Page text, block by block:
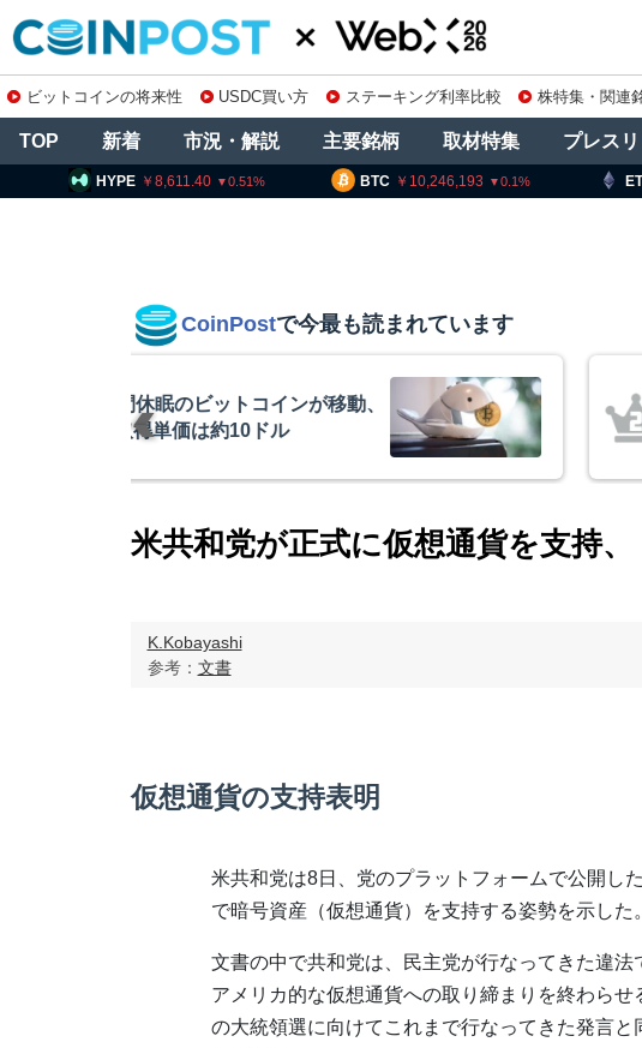
ビットコインの将来性 USDC買い方 ステーキング利率比較 株特集・関連
TOP 新着 市況・解説 主要銘柄 取材特集 プレス
BTC 10,246,193 0.1 ETH 303,225.0 0.11
0.51
CoinPostで今最も読まれています
コインチェック、1銘柄の
を発表
米共和党が正式に仮想通貨を支持
K.Kobayashi
参考： 文書
仮想通貨の支持表明
米共和党は8日、党のプラットフォームで公開し
で暗号資産（仮想通貨）を支持する姿勢を示した。
文書の中で共和党は、民主党が行なってきた違法
アメリカ的な仮想通貨への取り締まりを終わら
の大統領選に向けてこれまで行なってきた発言